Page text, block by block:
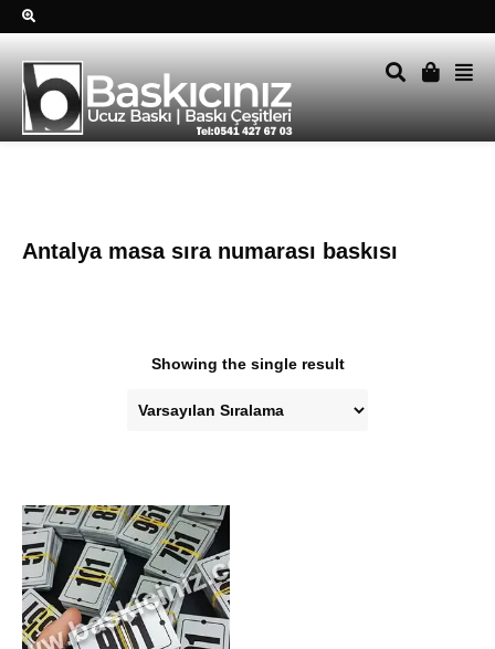
Antalya masa sıra numarası baskısı
Showing the single result